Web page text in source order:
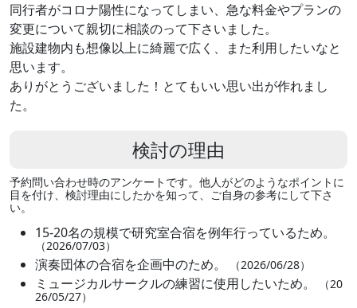
同行者がコロナ陽性になってしまい、急な料金やプランの
変更について親切に相談のって下さいました。
施設建物内も想像以上に綺麗で広く、また利用したいなと
思います。
ありがとうございました！とてもいい思い出が作れまし
た。
検討の理由
予約問い合わせ時のアンケートです。他人がどのようなポイントに
目を付け、検討理由にしたかを知って、ご自身の参考にして下さ
い。
15-20名の規模で研究室合宿を例年行っているため。
（2026/07/03）
演奏団体の合宿を企画中のため。 （2026/06/28）
ミュージカルサークルの練習に使用したいため。
（20
26/05/27）